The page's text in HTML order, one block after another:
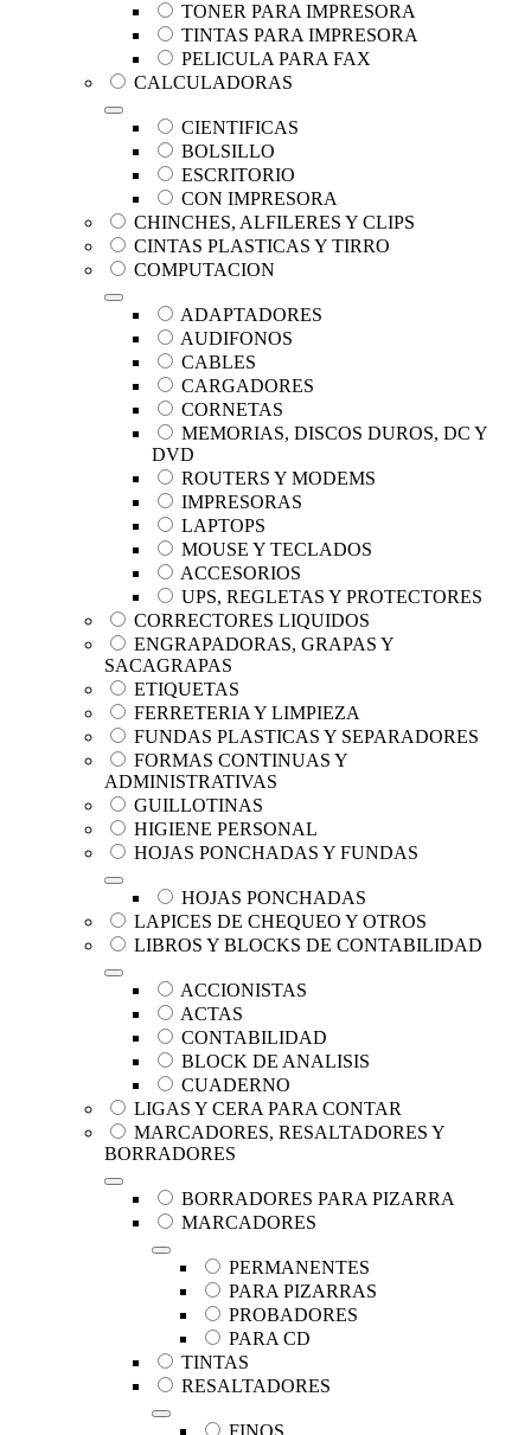
TONER PARA IMPRESORA
TINTAS PARA IMPRESORA
PELICULA PARA FAX
CALCULADORAS
CIENTIFICAS
BOLSILLO
ESCRITORIO
CON IMPRESORA
CHINCHES, ALFILERES Y CLIPS
CINTAS PLASTICAS Y TIRRO
COMPUTACION
ADAPTADORES
AUDIFONOS
CABLES
CARGADORES
CORNETAS
MEMORIAS, DISCOS DUROS, DC Y
DVD
ROUTERS Y MODEMS
IMPRESORAS
LAPTOPS
MOUSE Y TECLADOS
ACCESORIOS
UPS, REGLETAS Y PROTECTORES
CORRECTORES LIQUIDOS
ENGRAPADORAS, GRAPAS Y
SACAGRAPAS
ETIQUETAS
FERRETERIA Y LIMPIEZA
FUNDAS PLASTICAS Y SEPARADORES
FORMAS CONTINUAS Y
ADMINISTRATIVAS
GUILLOTINAS
HIGIENE PERSONAL
HOJAS PONCHADAS Y FUNDAS
HOJAS PONCHADAS
LAPICES DE CHEQUEO Y OTROS
LIBROS Y BLOCKS DE CONTABILIDAD
ACCIONISTAS
ACTAS
CONTABILIDAD
BLOCK DE ANALISIS
CUADERNO
LIGAS Y CERA PARA CONTAR
MARCADORES, RESALTADORES Y
BORRADORES
BORRADORES PARA PIZARRA
MARCADORES
PERMANENTES
PARA PIZARRAS
PROBADORES
PARA CD
TINTAS
RESALTADORES
FINOS